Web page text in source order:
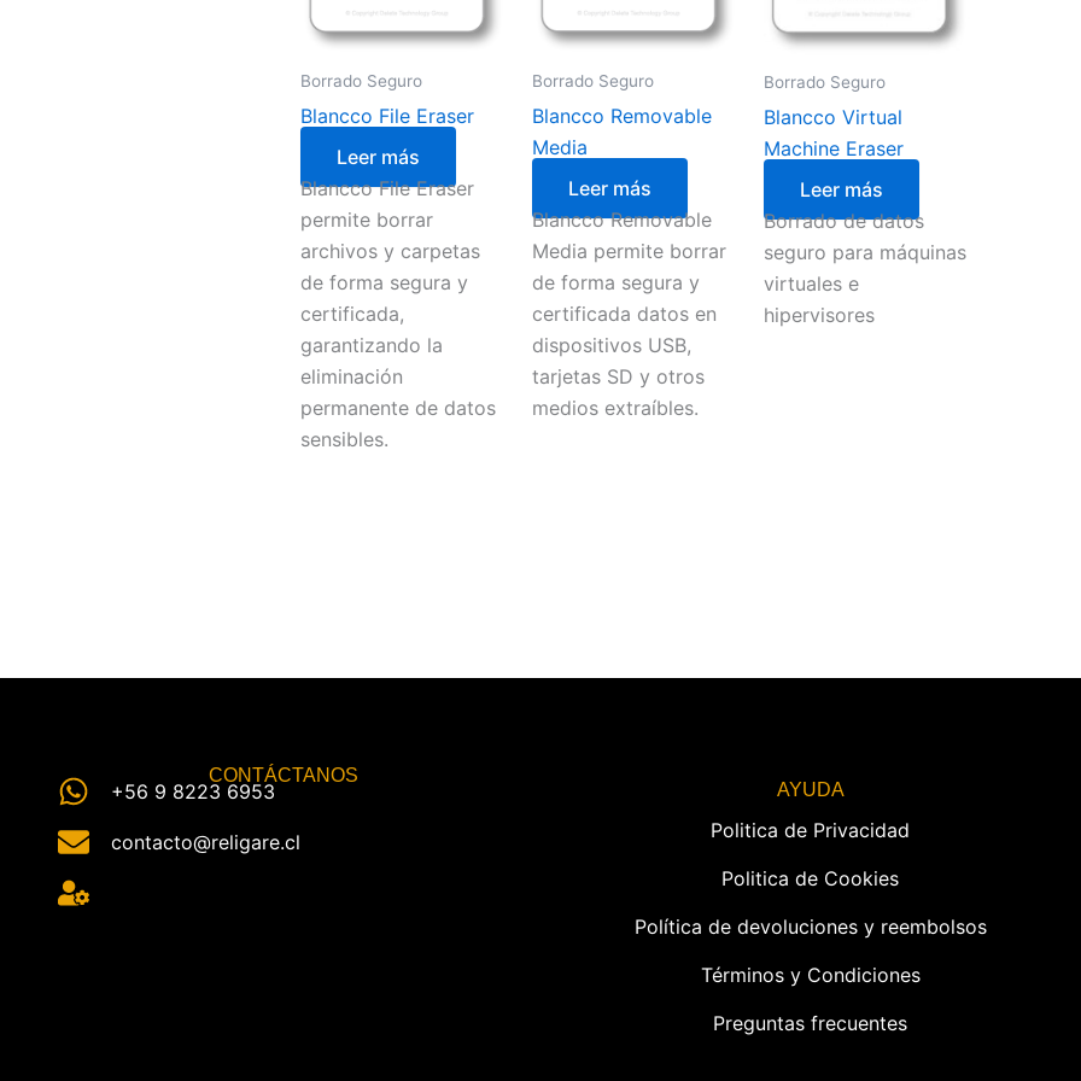
Borrado Seguro
Blancco File Eraser
Leer más
Blancco File Eraser
permite borrar
archivos y carpetas
de forma segura y
certificada,
garantizando la
eliminación
permanente de datos
sensibles.
Borrado Seguro
Blancco Removable
Media
Leer más
Blancco Removable
Media permite borrar
de forma segura y
certificada datos en
dispositivos USB,
tarjetas SD y otros
medios extraíbles.
Borrado Seguro
Blancco Virtual
Machine Eraser
Leer más
Borrado de datos
seguro para máquinas
virtuales e
hipervisores
CONTÁCTANOS
+56 9 8223 6953
contacto@religare.cl
AYUDA
Politica de Privacidad
Politica de Cookies
Política de devoluciones y reembolsos
Términos y Condiciones
Preguntas frecuentes